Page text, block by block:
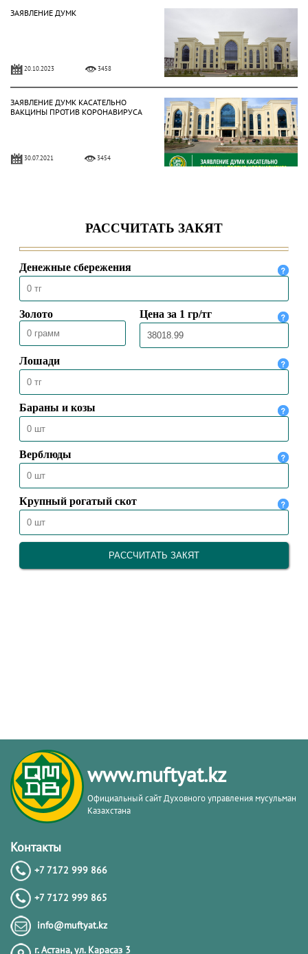
ЗАЯВЛЕНИЕ ДУМК
20.10.2023 3458
ЗАЯВЛЕНИЕ ДУМК КАСАТЕЛЬНО
ВАКЦИНЫ ПРОТИВ КОРОНАВИРУСА
30.07.2021 3454
10.07.2021 2698
ЗАЯВЛЕНИЕ ДУМК КАСАТЕЛЬНО
ПРОВЕДЕНИЯ АЙТ НАМАЗА
11.05.2021
www.muftyat.kz
Официальный сайт Духовного управления мусульман
Казахстана
Контакты
+7 7172 999 866
+7 7172 999 865
info@muftyat.kz
г. Астана, ул. Карасаз 3